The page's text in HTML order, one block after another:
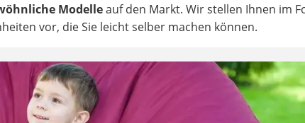
Modelleauf den Markt. Wir stellen Ihnen im
vor, die Sie leicht selber machen können.